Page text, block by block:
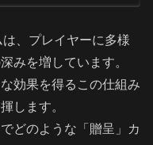
、プレイヤーに多様
みを増しています。
効果を得るこの仕組み
します。
どのような「贈呈」カ